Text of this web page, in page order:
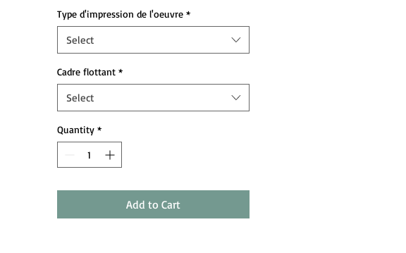
Type d'impression de l'oeuvre *
Select
Cadre flottant *
Select
Quantity *
Add to Cart